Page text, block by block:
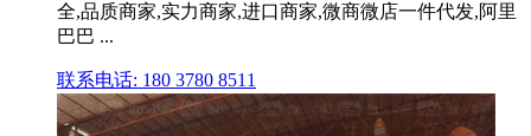
全,品质商家,实力商家,进口商家,微商微店一件代发,阿里
巴巴 ...
联系电话: 180 3780 8511